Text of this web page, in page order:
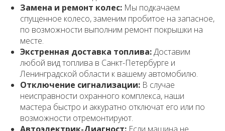
Замена и ремонт колес: Мы подкачаем
спущенное колесо, заменим пробитое на запасное,
по возможности выполним ремонт покрышки на
месте.
Экстренная доставка топлива:Доставим
любой вид топлива в Санкт-Петербурге и
Ленинградской области к вашему автомобилю.
Отключение сигнализации: В случае
неисправности охранного комплекса, наши
мастера быстро и аккуратно отключат его или по
возможности отремонтируют.